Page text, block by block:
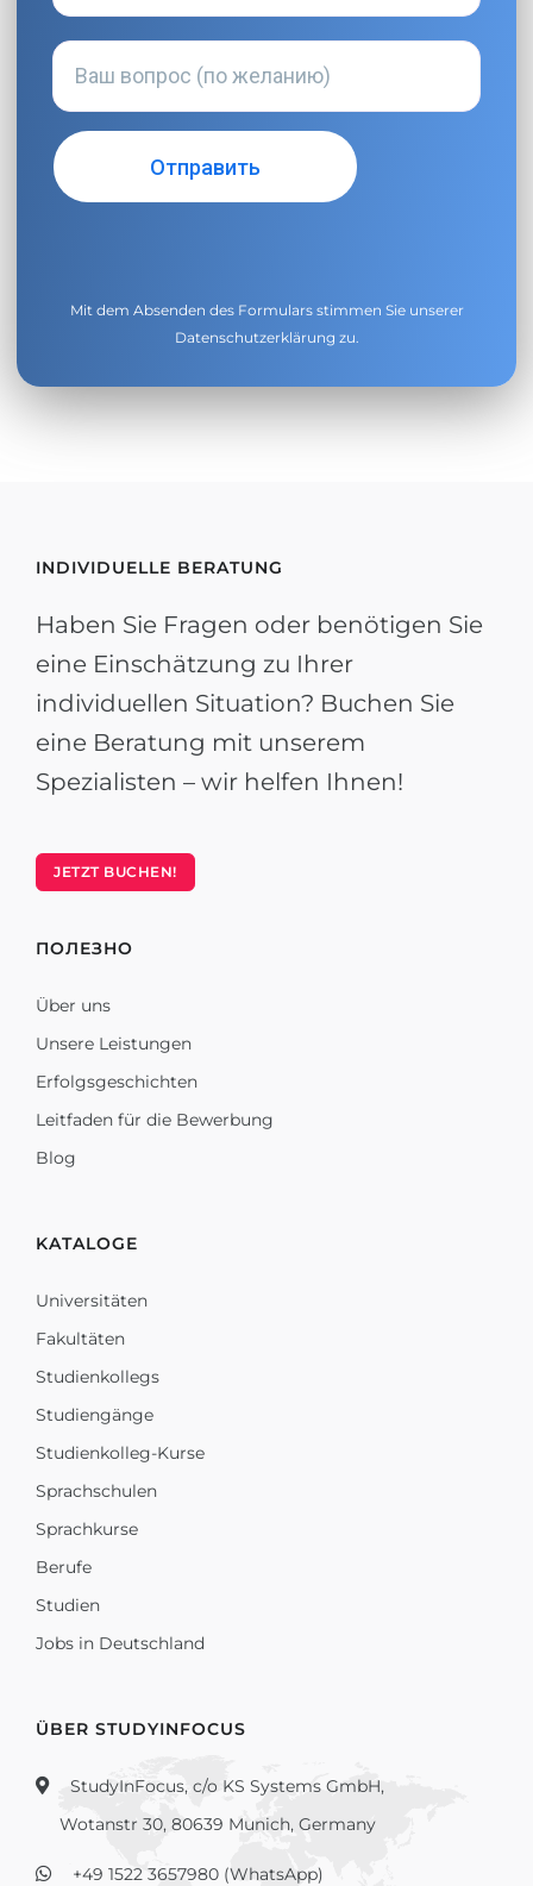
Mit dem Absenden des Formulars stimmen Sie unserer
Datenschutzerklärung zu.
INDIVIDUELLE BERATUNG
Haben Sie Fragen oder benötigen Sie
eine Einschätzung zu Ihrer
individuellen Situation? Buchen Sie
eine Beratung mit unserem
Spezialisten – wir helfen Ihnen!
JETZT BUCHEN!
ПОЛЕЗНО
Über uns
Unsere Leistungen
Erfolgsgeschichten
Leitfaden für die Bewerbung
Blog
KATALOGE
Universitäten
Fakultäten
Studienkollegs
Studiengänge
Studienkolleg-Kurse
Sprachschulen
Sprachkurse
Berufe
Studien
Jobs in Deutschland
ÜBER STUDYINFOCUS
StudyInFocus, c/o KS Systems GmbH,
Wotanstr 30, 80639 Munich, Germany
+49 1522 3657980 (WhatsApp)